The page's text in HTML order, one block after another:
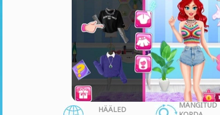
HÄÄLED
MÄNGITUD